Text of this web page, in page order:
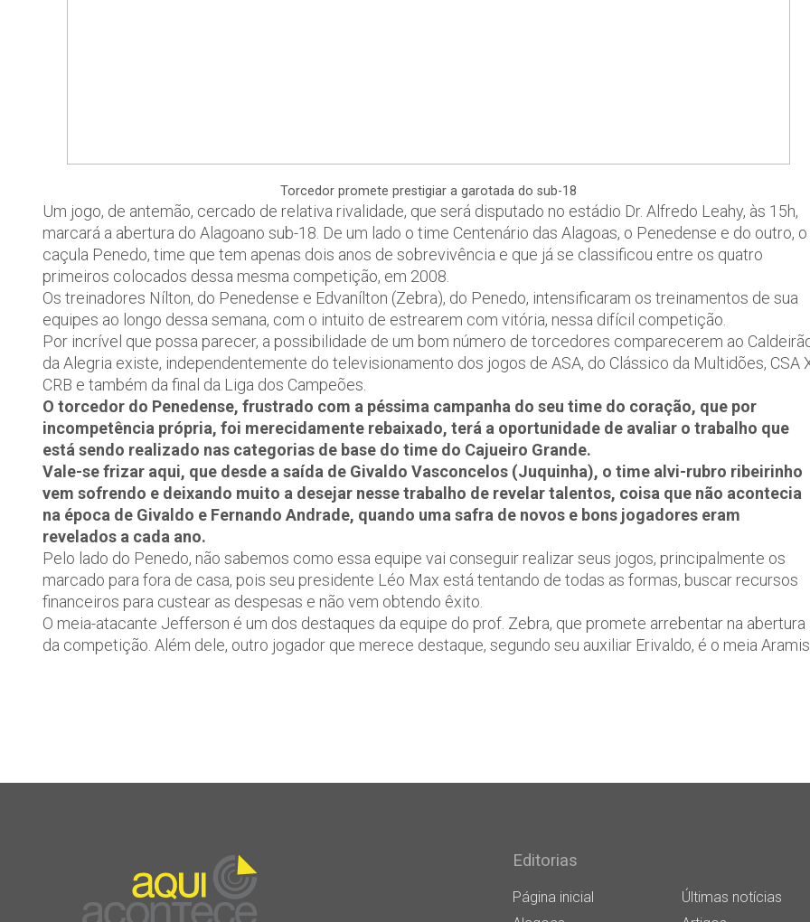
Torcedor promete prestigiar a garotada do sub-18
Um jogo, de antemão, cercado de relativa rivalidade, que será disputado no estádio Dr. Alfredo Leahy, às 15h,
marcará a abertura do Alagoano sub-18. De um lado o time Centenário das Alagoas, o Penedense e do outro, o
caçula Penedo, time que tem apenas dois anos de sobrevivência e que já se classificou entre os quatro
primeiros colocados dessa mesma competição, em 2008.
Os treinadores Nílton, do Penedense e Edvanílton (Zebra), do Penedo, intensificaram os treinamentos de sua
equipes ao longo dessa semana, com o intuito de estrearem com vitória, nessa difícil competição.
Por incrível que possa parecer, a possibilidade de um bom número de torcedores comparecerem ao
da Alegria existe, independentemente do televisionamento dos jogos de ASA, do Clássico da Multidões, CSA
CRB e também da final da Liga dos Campeões.
O torcedor do Penedense, frustrado com a péssima campanha do seu time do coração, que por
incompetência própria, foi merecidamente rebaixado, terá a oportunidade de avaliar o trabalho que
está sendo realizado nas categorias de base do time do Cajueiro Grande.
Vale-se frizar aqui, que desde a saída de Givaldo Vasconcelos (Juquinha), o time alvi-rubro ribeirinho
vem sofrendo e deixando muito a desejar nesse trabalho de revelar talentos, coisa que não acontecia
na época de Givaldo e Fernando Andrade, quando uma safra de novos e bons jogadores eram
revelados a cada ano.
Pelo lado do Penedo, não sabemos como essa equipe vai conseguir realizar seus jogos, principalmente os
marcado para fora de casa, pois seu presidente Léo Max está tentando de todas as formas, buscar recursos
financeiros para custear as despesas e não vem obtendo êxito.
O meia-atacante Jefferson é um dos destaques da equipe do prof. Zebra, que promete arrebentar na abertura
da competição. Além dele, outro jogador que merece destaque, segundo seu auxiliar Erivaldo, é o meia
Editorias
Página inicial
Últimas notícias